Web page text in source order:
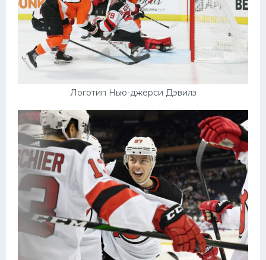
Логотип Нью-джерси Дэвилз